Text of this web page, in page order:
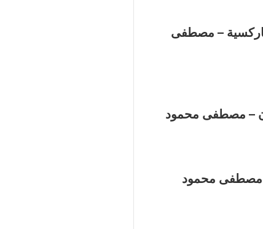
– مصطفى
– مصطفى محمود
مصطفى محمود